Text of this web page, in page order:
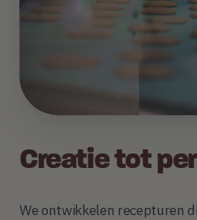
Creatie tot
We ontwikkelen recepturen